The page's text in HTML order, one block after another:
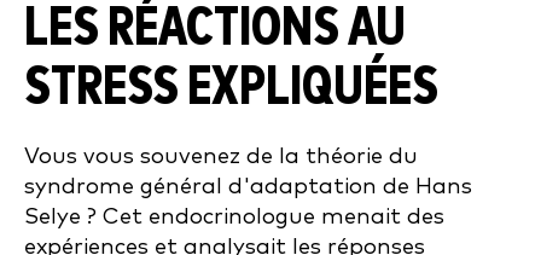
LES RÉACTIONS AU
STRESS EXPLIQUÉES
Vous vous souvenez de la théorie du
syndrome général d'adaptation de Hans
Selye ? Cet endocrinologue menait des
expériences et analysait les réponses